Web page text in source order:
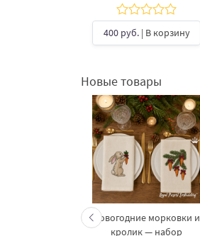
400 руб.| В корзину
Новые товары
Новогодние морковки и
кролик — набор